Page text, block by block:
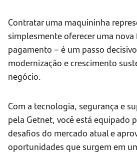
Contratar uma maquininha
simplesmente oferecer uma
pagamento – é um passo
modernização e crescimento
negócio.
Com a tecnologia, segurança e
pela Getnet, você está equipado
desafios do mercado atual e
oportunidades que surgem em